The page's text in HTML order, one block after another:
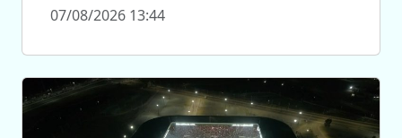
07/08/2026 13:44